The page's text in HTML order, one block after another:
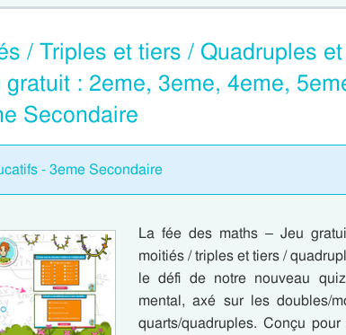
/ Triples et tiers / Quadruples
: 2eme, 3eme, 4eme,
Secondaire
- 3eme Secondaire
La fée des maths – Jeu
moitiés / triples et tiers /
le défi de notre nouveau
mental, axé sur les doubles/
quarts/quadruples. Conçu